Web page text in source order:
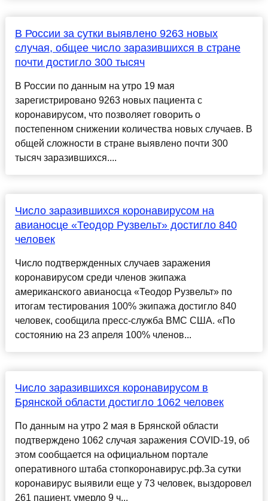
В России за сутки выявлено 9263 новых
случая, общее число заразившихся в стране
почти достигло 300 тысяч
В России по данным на утро 19 мая
зарегистрировано 9263 новых пациента с
коронавирусом, что позволяет говорить о
постепенном снижении количества новых случаев. В
общей сложности в стране выявлено почти 300
тысяч заразившихся....
Число заразившихся коронавирусом на
авианосце «Теодор Рузвельт» достигло 840
человек
Число подтвержденных случаев заражения
коронавирусом среди членов экипажа
американского авианосца «Теодор Рузвельт» по
итогам тестирования 100% экипажа достигло 840
человек, сообщила пресс-служба ВМС США. «По
состоянию на 23 апреля 100% членов...
Число заразившихся коронавирусом в
Брянской области достигло 1062 человек
По данным на утро 2 мая в Брянской области
подтверждено 1062 случая заражения COVID-19, об
этом сообщается на официальном портале
оперативного штаба стопкоронавирус.рф.За сутки
коронавирус выявили еще у 73 человек, выздоровел
261 пациент, умерло 9 ч...